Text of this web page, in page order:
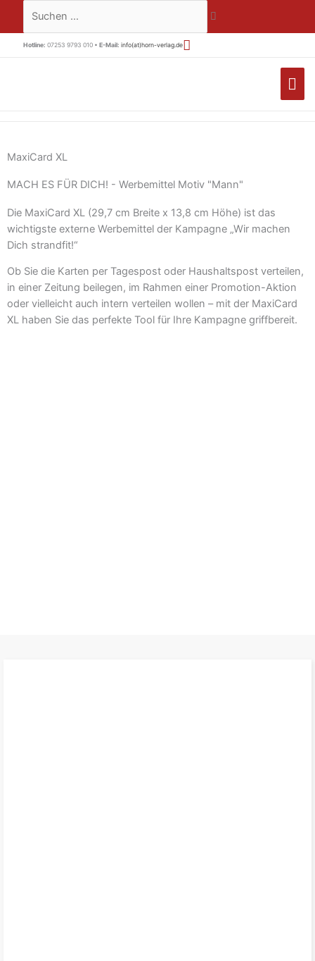
springen
Suchen …
Hotline: 07253 9793 010 • E-Mail: info(at)horn-verlag.de
MaxiCard XL
MACH ES FÜR DICH! - Werbemittel Motiv "Mann"
Die MaxiCard XL (29,7 cm Breite x 13,8 cm Höhe) ist das
wichtigste externe Werbemittel der Kampagne „Wir machen
Dich strandfit!“
Ob Sie die Karten per Tagespost oder Haushaltspost verteilen,
in einer Zeitung beilegen, im Rahmen einer Promotion-Aktion
oder vielleicht auch intern verteilen wollen – mit der MaxiCard
XL haben Sie das perfekte Tool für Ihre Kampagne griffbereit.